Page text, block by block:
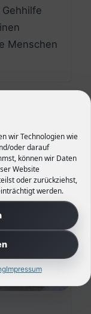
wir Technologien wie
oder darauf
können wir Daten
Website
oder zurückziehst,
werden.
Impressum
Menschen